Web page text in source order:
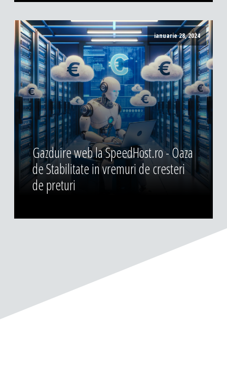
ianuarie 28, 2024
Gazduire web la SpeedHost.ro - Oaza
de Stabilitate in vremuri de cresteri
de preturi